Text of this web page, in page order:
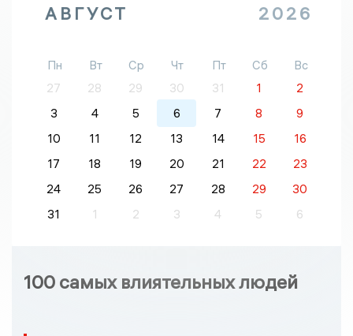
АВГУСТ 2026
Пн Вт Ср Чт Пт Сб
Вс
27
28 29 30 31 1
2
3
4 5 6 7 8
9
10
11 12 13 14 15
16
17
18 19 20 21 22
23
24
25 26 27 28 29
30
31
1 2 3 4 5 6
100 самых влиятельных людей